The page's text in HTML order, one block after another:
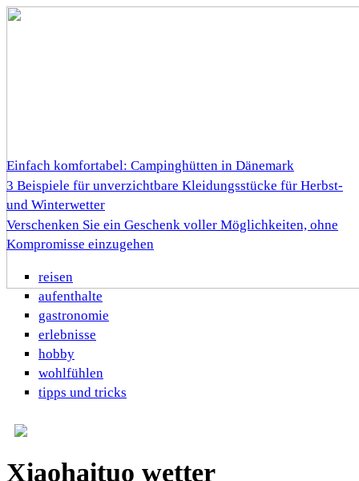
Einfach komfortabel: Campinghütten in Dänemark
3 Beispiele für unverzichtbare Kleidungsstücke für Herbst-
und Winterwetter
Verschenken Sie ein Geschenk voller Möglichkeiten, ohne
Kompromisse einzugehen
reisen
aufenthalte
gastronomie
erlebnisse
hobby
wohlfühlen
tipps und tricks
Xiaohaituo wetter